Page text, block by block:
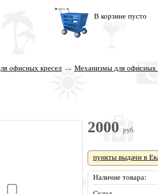
В корзине пусто
офисных кресел
Механизмы для офисных
2000 руб.
пункты выдачи в
Наличие товара: